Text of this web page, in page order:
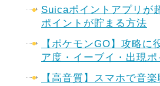
Suicaポイントアプリが
ポイントが貯まる方法
【ポケモンGO】攻略に
ア度・イーブイ・出現ポ
【高音質】スマホで音